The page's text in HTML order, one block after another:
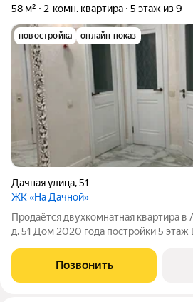
58 м² 2-комн. квартира 5 этаж из 9
новостройка онлайн показ
Дачная улица,51
ЖК «На Дачной»
Продаётся двухкомнатная квартира в
д. 51 Дом 2020 года постройки 5 этаж Выполнен качественный
полноценную 2-комнатную квартиру Остаётся практически
вся мебель и бытовая
Позвонить